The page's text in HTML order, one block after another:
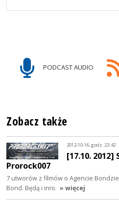
PODCAST AUDIO
Zobacz także
2012-10-16, godz. 23:42
[17.10.
Prorock007
7 utworów z filmów o Agencie
Bond. Będą i inni. » więcej